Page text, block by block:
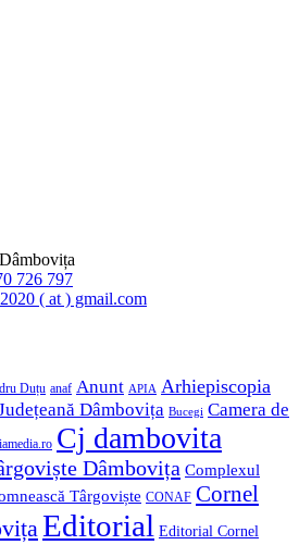
726 797Opens
in
( at ) gmail.comOpens
Duțu anaf Anunt APIA Arhiepiscopia
Dâmbovița Bucegi Camera de
Cj dambovita
Dâmbovița Complexul
Târgoviște CONAF Cornel
Editorial Editorial Cornel